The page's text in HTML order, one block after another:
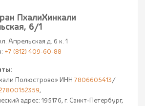
ПхалиХинкали
6/1
Апрельская д. 6 к. 1
+7 (812) 409-60-88
Полюстрово» ИНН 7806605413/
,
адрес: 195176, г. Санкт-Петербург,